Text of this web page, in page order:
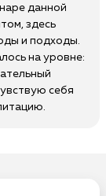
данной
здесь
и подходы.
на уровне:
себя